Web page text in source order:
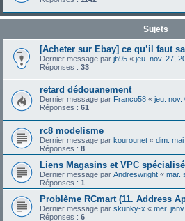
Sujets
[Acheter sur Ebay] ce qu’il faut
Dernier message par jb95 « jeu. nov. 27,
Réponses : 33
retard dédouanement
Dernier message par Franco58 « jeu. nov.
Réponses : 61
rc8 modelisme
Dernier message par kourounet « dim.
Réponses : 8
Liens Magasins et VPC
Dernier message par Andreswright « mar.
Réponses : 1
Problème RCmart (11. Address
Dernier message par skunky-x « mer.
Réponses : 6